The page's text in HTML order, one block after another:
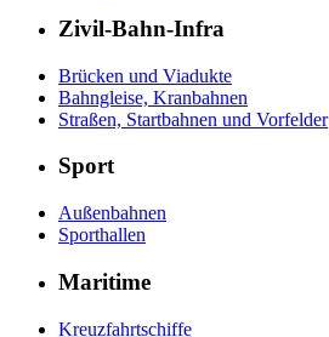
Zivil-Bahn-Infra
Brücken und Viadukte
Bahngleise, Kranbahnen
Straßen, Startbahnen und Vorfelder
Sport
Außenbahnen
Sporthallen
Maritime
Kreuzfahrtschiffe